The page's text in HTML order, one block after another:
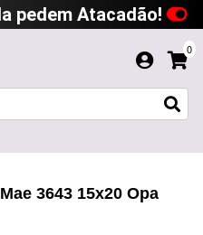
pedem Atacadão!
0
3643 15x20 Opa